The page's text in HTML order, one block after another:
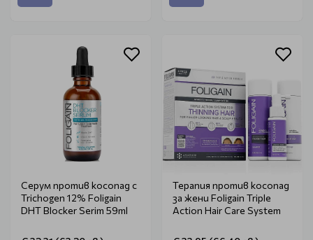
Серум против косопад с
Trichogen 12% Foligain
DHT Blocker Serim 59ml
Терапия против косопад
за жени Foligain Triple
Action Hair Care System